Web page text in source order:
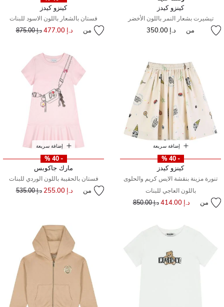
كينزو كيدز
تيشيرت بشعار النمر باللون الأخضر
من د.إ 350.00
كينزو كيدز
فستان بالشعار باللون الاسود للبنات
من د.إ 477.00 سعر مخفض من
د.إ 875.00 إلى
إضافة سريعة
- 40 %
كينزو كيدز
تنورة مزينة بنقشة الايس كريم والحلوى
باللون العاجي للبنات
من د.إ 414.00 سعر مخفض مند.إ 850.00
إضافة سريعة
- 40 %
مارك جاكوبس
فستان بالحقيبة باللون الوردي للبنات
من د.إ 255.00 سعر مخفض من
د.إ 535.00 إلى